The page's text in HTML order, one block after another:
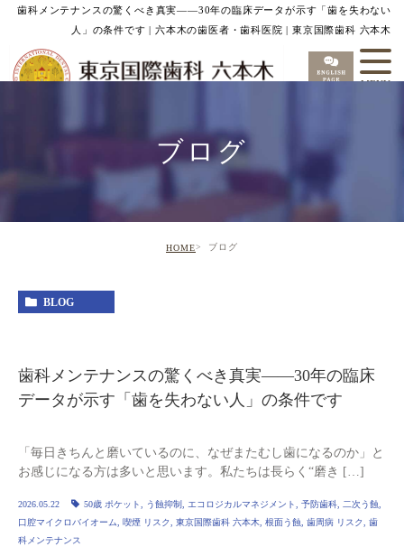
歯科メンテナンスの驚くべき真実——30年の臨床データが示す「歯を失わない
人」の条件です | 六本木の歯医者・歯科医院 | 東京国際歯科 六本木
ブログ
HOME ブログ
BLOG
歯科メンテナンスの驚くべき真実——30年の臨床
データが示す「歯を失わない人」の条件です
「毎日きちんと磨いているのに、なぜまたむし歯になるのか」と
お感じになる方は多いと思います。私たちは長らく“磨き […]
2026.05.22 50歳 ポケット う蝕抑制 エコロジカルマネジメント 予防歯科 二次う蝕
口腔マイクロバイオーム
喫煙 リスク 東京国際歯科 六本木 根面う蝕 歯周病 リスク
歯
科メンテナンス